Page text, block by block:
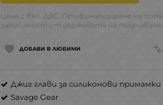
Цена с вкл. ДДС. При финализиране на
зависимост от държавата на получаване.
ДОБАВИ В ЛЮБИМИ
Джиг глави за силиконови примамки
Savage Gear